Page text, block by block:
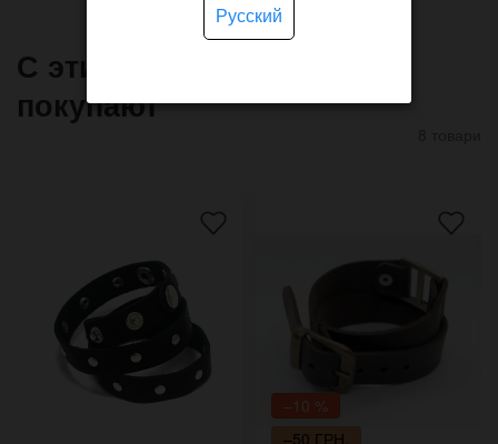
С этим товаром часто
покупают
–10 %
–50 ГРН.
Русский